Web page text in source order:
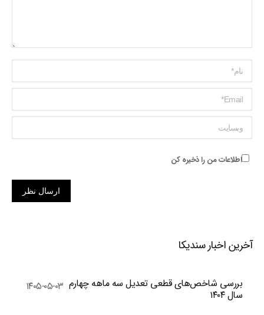
Name *
ایمیل *
وبسایت
اطلاعات من را ذخیره کن
ارسال نظر
آخرین اخبار سندیکا
بررسی شاخص‌های قطعی تعدیل سه ماهه چهارم
سال ۱۴۰۴
۱۴۰۵-۰۵-۰۳